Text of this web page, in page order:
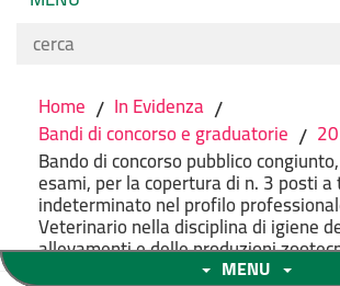
Home / In Evidenza /
Bandi di concorso e graduatorie /
Bando di concorso pubblico
esami, per la copertura di n. 3 posti
indeterminato nel profilo
Veterinario nella disciplina di igiene
allevamenti e delle produzioni
MENU